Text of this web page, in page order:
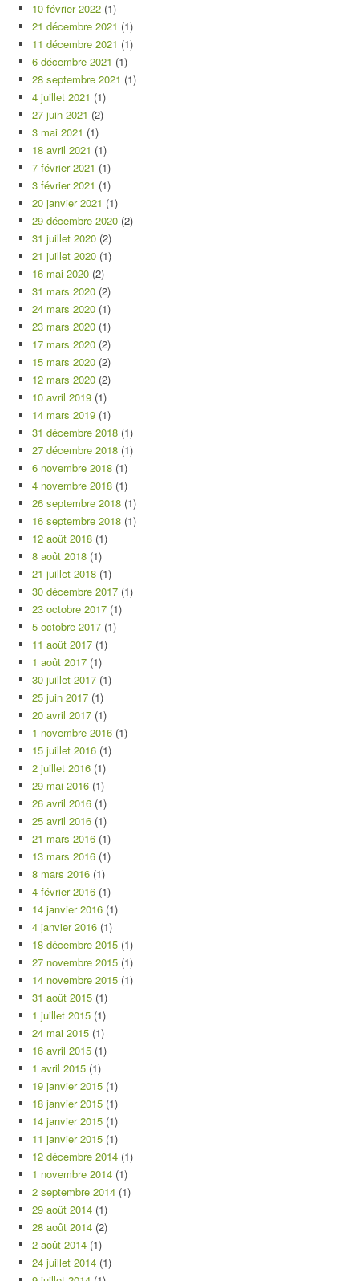
10 février 2022 (1)
21 décembre 2021 (1)
11 décembre 2021 (1)
6 décembre 2021 (1)
28 septembre 2021 (1)
4 juillet 2021 (1)
27 juin 2021 (2)
3 mai 2021 (1)
18 avril 2021 (1)
7 février 2021 (1)
3 février 2021 (1)
20 janvier 2021 (1)
29 décembre 2020 (2)
31 juillet 2020 (2)
21 juillet 2020 (1)
16 mai 2020 (2)
31 mars 2020 (2)
24 mars 2020 (1)
23 mars 2020 (1)
17 mars 2020 (2)
15 mars 2020 (2)
12 mars 2020 (2)
10 avril 2019 (1)
14 mars 2019 (1)
31 décembre 2018 (1)
27 décembre 2018 (1)
6 novembre 2018 (1)
4 novembre 2018 (1)
26 septembre 2018 (1)
16 septembre 2018 (1)
12 août 2018 (1)
8 août 2018 (1)
21 juillet 2018 (1)
30 décembre 2017 (1)
23 octobre 2017 (1)
5 octobre 2017 (1)
11 août 2017 (1)
1 août 2017 (1)
30 juillet 2017 (1)
25 juin 2017 (1)
20 avril 2017 (1)
1 novembre 2016 (1)
15 juillet 2016 (1)
2 juillet 2016 (1)
29 mai 2016 (1)
26 avril 2016 (1)
25 avril 2016 (1)
21 mars 2016 (1)
13 mars 2016 (1)
8 mars 2016 (1)
4 février 2016 (1)
14 janvier 2016 (1)
4 janvier 2016 (1)
18 décembre 2015 (1)
27 novembre 2015 (1)
14 novembre 2015 (1)
31 août 2015 (1)
1 juillet 2015 (1)
24 mai 2015 (1)
16 avril 2015 (1)
1 avril 2015 (1)
19 janvier 2015 (1)
18 janvier 2015 (1)
14 janvier 2015 (1)
11 janvier 2015 (1)
12 décembre 2014 (1)
1 novembre 2014 (1)
2 septembre 2014 (1)
29 août 2014 (1)
28 août 2014 (2)
2 août 2014 (1)
24 juillet 2014 (1)